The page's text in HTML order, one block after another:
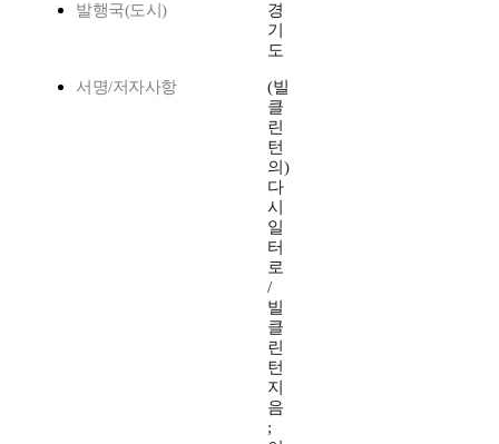
발행국(도시)
경
기
도
서명/저자사항
(빌
클
린
턴
의)
다
시
일
터
로
/
빌
클
린
턴
지
음
;